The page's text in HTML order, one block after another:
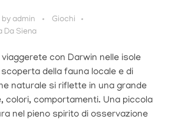
by admin
Giochi
Da Siena
con Darwin nelle isole
della fauna locale e di
naturale si riflette in una grande
colori, comportamenti. Una piccola
nel pieno spirito di osservazione